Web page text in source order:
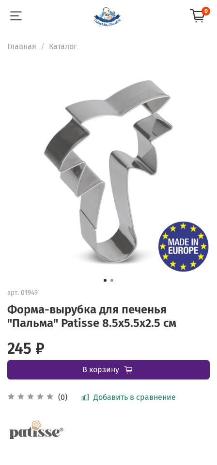
0
Главная Каталог
арт. 01949
Форма-вырубка для печенья
"Пальма" Patisse 8.5х5.5х2.5 см
(0) Добавить в сравнение
245 ₽
В корзину